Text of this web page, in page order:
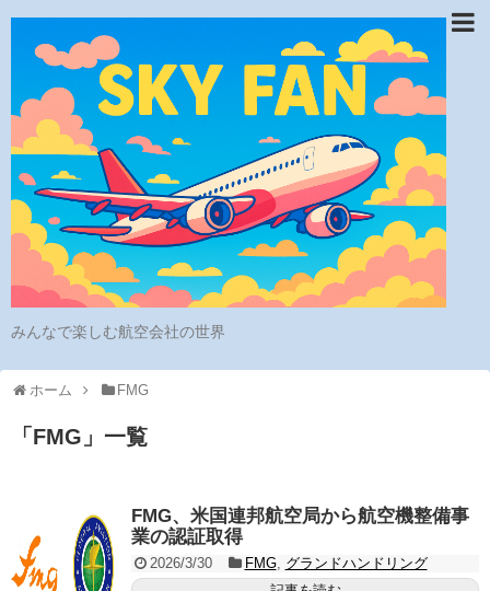
みんなで楽しむ航空会社の世界
ホーム FMG
「 FMG 」 一覧
FMG、米国連邦航空局から航空機整備事
業の認証取得
2026/3/30 FMG, グランドハンドリング